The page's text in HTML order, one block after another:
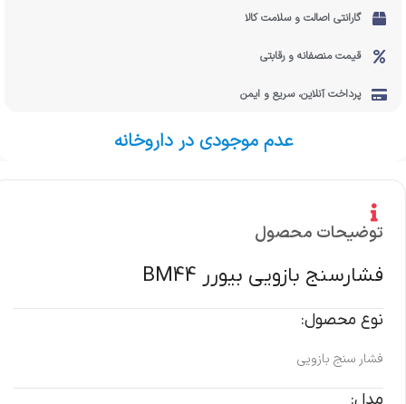
گارانتی اصالت و سلامت کالا
قیمت منصفانه و رقابتی
پرداخت آنلاین، سریع و ایمن
عدم موجودی در داروخانه
توضیحات محصول
فشارسنج بازويی بیورر BM44
نوع محصول:
فشار سنج بازویی